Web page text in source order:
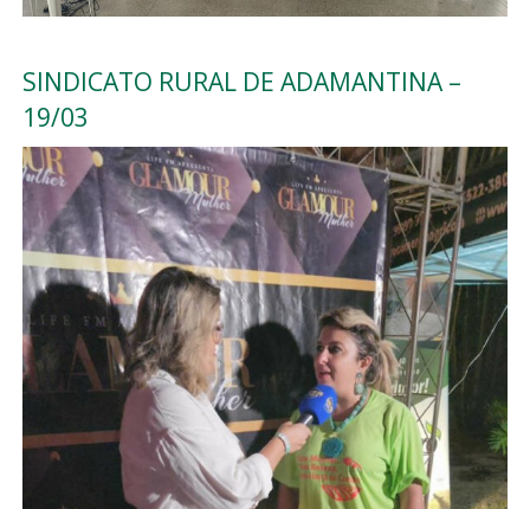
SINDICATO RURAL DE ADAMANTINA –
19/03